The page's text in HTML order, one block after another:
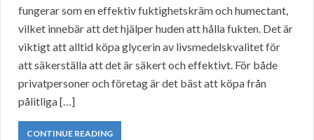
fungerar som en effektiv fuktighetskräm och humectant,
vilket innebär att det hjälper huden att hålla fukten. Det är
viktigt att alltid köpa glycerin av livsmedelskvalitet för
att säkerställa att det är säkert och effektivt. För både
privatpersoner och företag är det bäst att köpa från
pålitliga […]
CONTINUE READING